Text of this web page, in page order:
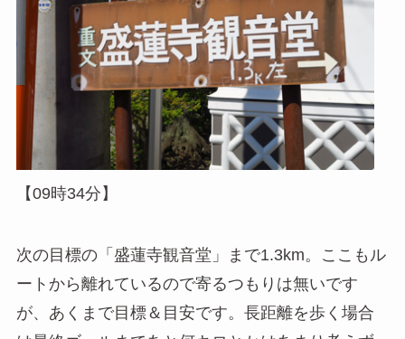
【09時34分】
次の目標の「盛蓮寺観音堂」まで1.3km。ここもル
ートから離れているので寄るつもりは無いです
が、あくまで目標＆目安です。長距離を歩く場合